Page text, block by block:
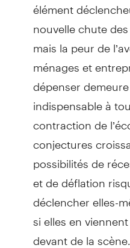
nouvelle chute
mais la peur de
ménages et
dépenser
indispensable à
contraction de
conjectures
possibilités de
et de déflation
déclencher elles-
si elles en
devant de la scène.